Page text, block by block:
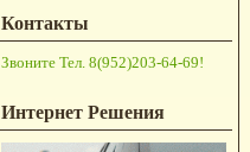
Контакты
Звоните Тел. 8(952)203-64-69!
Интернет Решения